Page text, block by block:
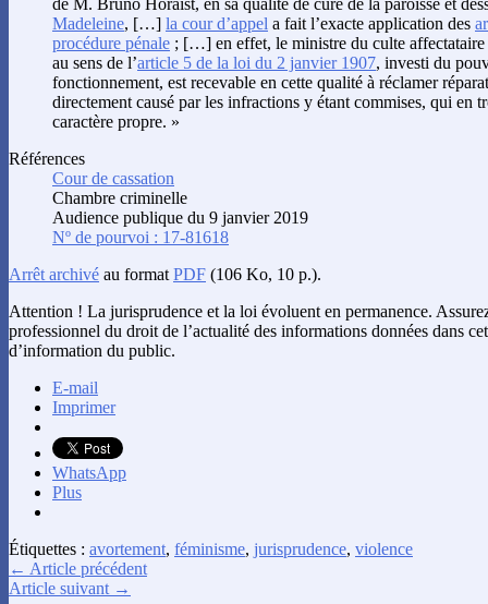
Madeleine, […] la cour d’appel a fait l’exacte application des
procédure pénale ; […] en effet, le ministre du culte
au sens de l’article 5 de la loi du 2 janvier 1907, investi du
fonctionnement, est recevable en cette qualité à réclamer
directement causé par les infractions y étant commises, qui en
caractère propre. »
Références
Cour de cassation
Chambre criminelle
Audience publique du 9 janvier 2019
Nº de pourvoi : 17-81618
Arrêt archivé au format PDF (106 Ko, 10 p.).
Attention ! La jurisprudence et la loi évoluent en permanence.
professionnel du droit de l’actualité des informations données dans
d’information du public.
E-mail
Imprimer
WhatsApp
Plus
Étiquettes : avortement, féminisme, jurisprudence, violence
← Article précédent
Article suivant →